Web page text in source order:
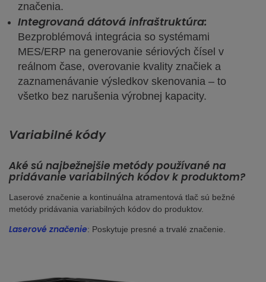
značenia.
Integrovaná dátová infraštruktúra:
Bezproblémová integrácia so systémami
MES/ERP na generovanie sériových čísel v
reálnom čase, overovanie kvality značiek a
zaznamenávanie výsledkov skenovania – to
všetko bez narušenia výrobnej kapacity.
Variabilné kódy
Aké sú najbežnejšie metódy používané na
pridávanie variabilných kódov k produktom?
Laserové značenie a kontinuálna atramentová tlač sú bežné
metódy pridávania variabilných kódov do produktov.
Laserové značenie: Poskytuje presné a trvalé značenie.